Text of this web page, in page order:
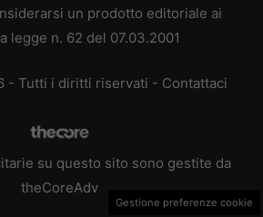
un prodotto editoriale ai
legge n. 62 del 07.03.2001
- Tutti i diritti riservati - Contattaci
su questo sito sono gestite da
theCoreAdv
Gestione preferenze cookie